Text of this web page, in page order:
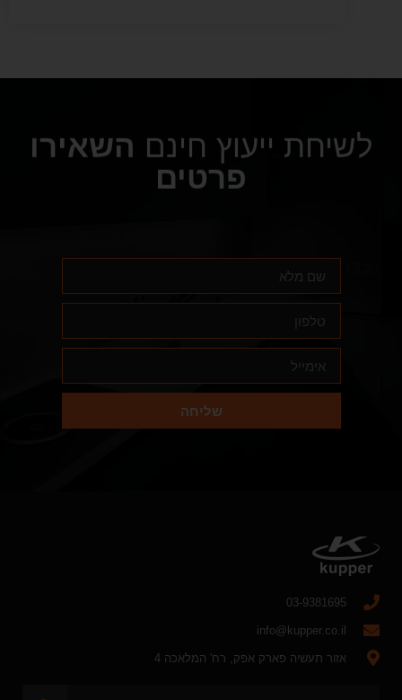
לשיחת ייעוץ חינם השאירו
פרטים
שליחה
03-9381695
info@kupper.co.il
אזור תעשיה פארק אפק, רח' המלאכה 4